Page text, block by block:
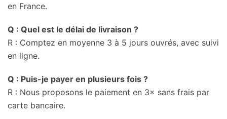
en France.
Q : Quel est le délai de livraison ?
R : Comptez en moyenne 3 à 5 jours ouvrés, avec suivi
en ligne.
Q : Puis-je payer en plusieurs fois ?
R : Nous proposons le paiement en 3× sans frais par
carte bancaire.